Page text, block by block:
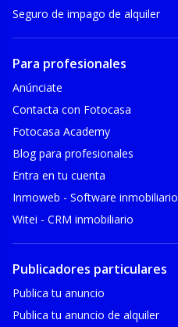
Seguro de impago de alquiler
Para profesionales
Anúnciate
Contacta con Fotocasa
Fotocasa Academy
Blog para profesionales
Entra en tu cuenta
Inmoweb - Software inmobiliario
Witei - CRM inmobiliario
Publicadores particulares
Publica tu anuncio
Publica tu anuncio de alquiler